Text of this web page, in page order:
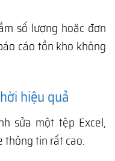
số lượng hoặc đơn
cáo tồn kho không
hiệu quả
sửa một tệp Excel,
thông tin rất cao.